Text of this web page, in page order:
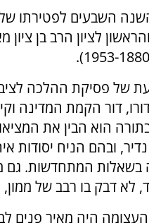
השבעים לפטירתו
לציון הרב בן ציון
של פסיקת ההלכה
דור הקמת המדינה
הוא הבין את
ובהם הניח יסודות
המתחדשות. גם
לא דבק בו רבב של
העצומה היה מאיר פנים